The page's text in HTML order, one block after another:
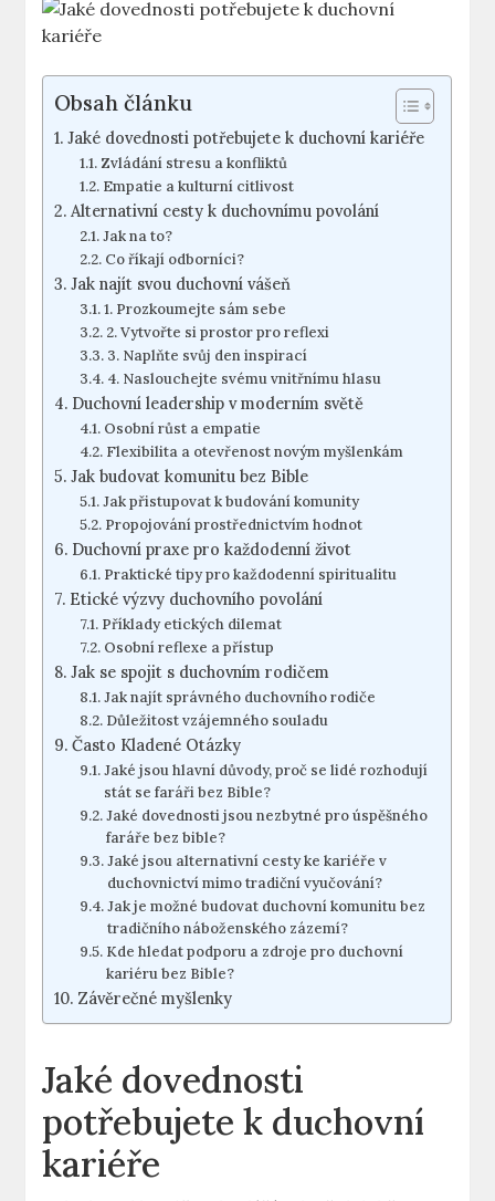
Obsah článku
Jaké dovednosti potřebujete k duchovní kariéře
Zvládání stresu a konfliktů
Empatie a kulturní citlivost
Alternativní cesty k duchovnímu povolání
Jak na to?
Co říkají odborníci?
Jak najít svou duchovní vášeň
1. Prozkoumejte sám sebe
2. Vytvořte si prostor pro reflexi
3. Naplňte svůj den inspirací
4. Naslouchejte svému vnitřnímu hlasu
Duchovní leadership v moderním světě
Osobní růst a empatie
Flexibilita a otevřenost novým myšlenkám
Jak budovat komunitu bez Bible
Jak přistupovat k budování komunity
Propojování prostřednictvím hodnot
Duchovní praxe pro každodenní život
Praktické tipy pro každodenní spiritualitu
Etické výzvy duchovního povolání
Příklady etických dilemat
Osobní reflexe a přístup
Jak se spojit s duchovním rodičem
Jak najít správného duchovního rodiče
Důležitost vzájemného souladu
Často Kladené Otázky
Jaké jsou hlavní důvody, proč se lidé rozhodují
stát se faráři bez Bible?
Jaké dovednosti jsou nezbytné pro úspěšného
faráře bez bible?
Jaké jsou alternativní cesty ke kariéře v
duchovnictví mimo tradiční vyučování?
Jak je možné budovat duchovní komunitu bez
tradičního náboženského zázemí?
Kde hledat podporu a zdroje pro duchovní
kariéru bez Bible?
Závěrečné myšlenky
Jaké dovednosti
potřebujete k duchovní
kariéře